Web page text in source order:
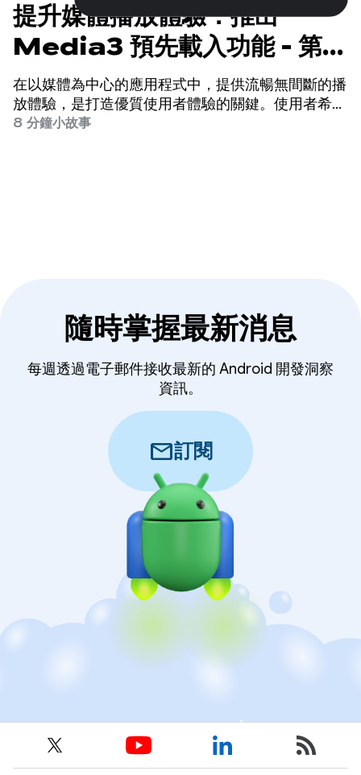
提升媒體播放體驗：推出
Media3 預先載入功能 - 第 1
部分
在以媒體為中心的應用程式中，提供流暢無間斷的播
放體驗，是打造優質使用者體驗的關鍵。使用者希望
影片能立即開始播放，且過程流暢無間斷。
8 分鐘小故事
隨時掌握最新消息
每週透過電子郵件接收最新的 Android 開發洞察
資訊。
mail訂閱